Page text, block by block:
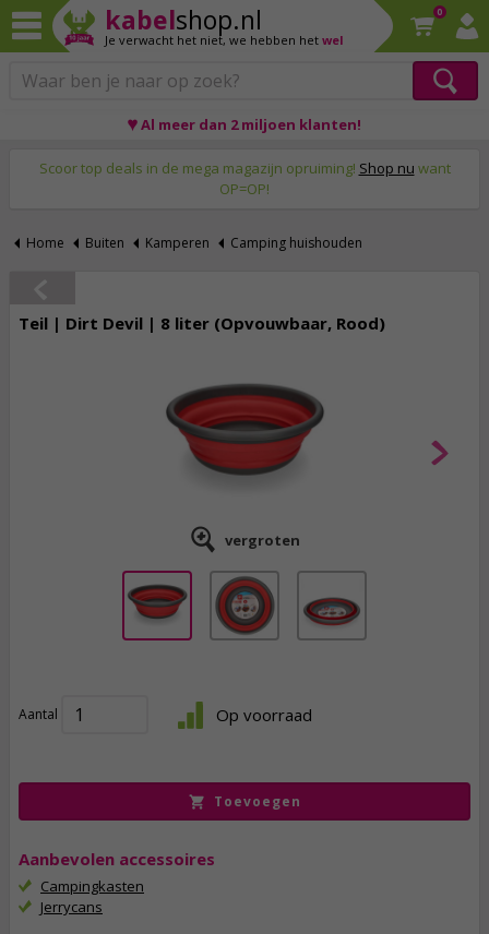
kabelshop.nl
Je verwacht het niet, we hebben het wel
0
♥ Al meer dan 2 miljoen klanten!
Scoor top deals in de mega magazijn opruiming! Shop nu want
OP=OP!
Home Buiten Kamperen Camping huishouden
Teil | Dirt Devil | 8 liter (Opvouwbaar, Rood)
vergroten
Aantal Op voorraad
Toevoegen
Aanbevolen accessoires
Campingkasten
Jerrycans